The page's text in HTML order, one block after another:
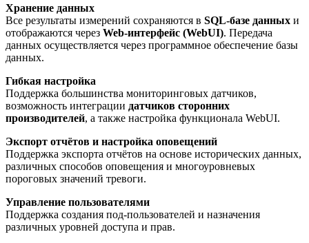
Хранение данных
Все результаты измерений сохраняются в SQL-базе данных и
отображаются через Web-интерфейс (WebUI). Передача
данных осуществляется через программное обеспечение базы
данных.
Гибкая настройка
Поддержка большинства мониторинговых датчиков,
возможность интеграции датчиков сторонних
производителей, а также настройка функционала WebUI.
Экспорт отчётов и настройка оповещений
Поддержка экспорта отчётов на основе исторических данных,
различных способов оповещения и многоуровневых
пороговых значений тревоги.
Управление пользователями
Поддержка создания под-пользователей и назначения
различных уровней доступа и прав.